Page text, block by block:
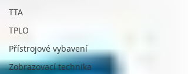
TTA
TPLO
Přístrojové vybavení
Zobrazovací technika